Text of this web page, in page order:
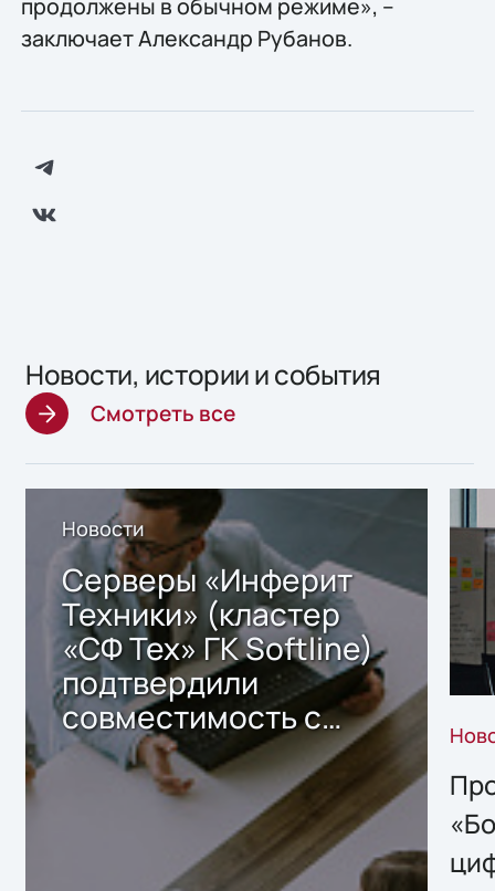
заключает Александр Рубанов.
Новости, истории и события
Смотреть все
Новости
Серверы «Инферит
Техники» (кластер
«СФ Тех» ГК Softline)
подтвердили
совместимость с
решением Sharx
Storage 2.x для
хранения данных